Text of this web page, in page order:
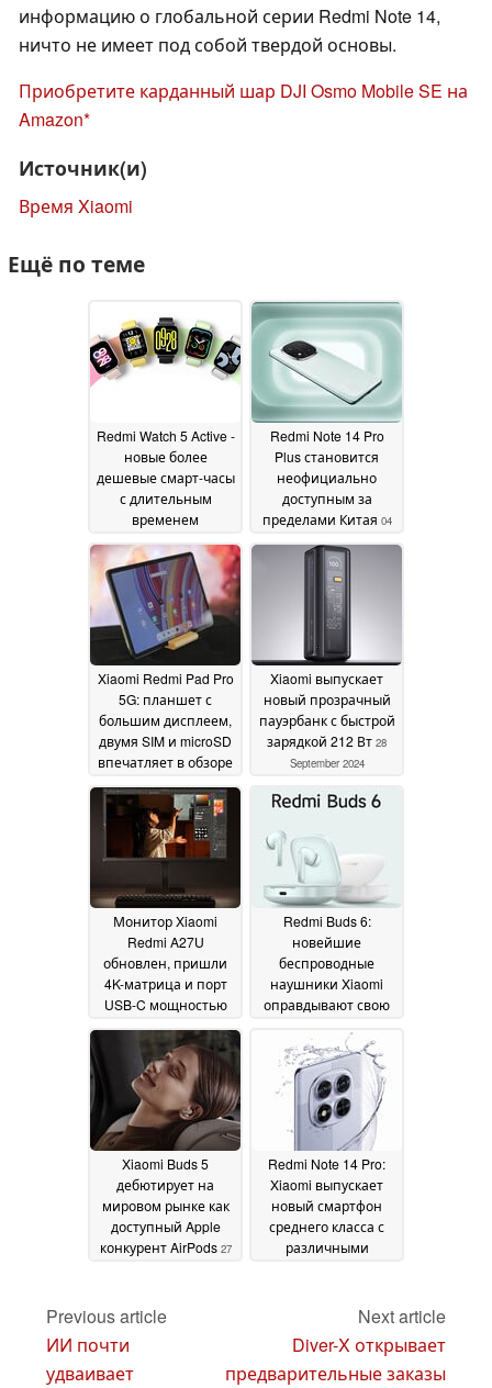
информацию о глобальной серии Redmi Note 14,
ничто не имеет под собой твердой основы.
Приобретите карданный шар DJI Osmo Mobile SE на
Amazon
Источник(и)
Время Xiaomi
Ещё по теме
Redmi Watch 5 Active -
новые более
дешевые смарт-часы
с длительным
временем
автономной работы
10 October 2024
Redmi Note 14 Pro
Plus становится
неофициально
доступным за
пределами Китая 04
October 2024
Xiaomi Redmi Pad Pro
5G: планшет с
большим дисплеем,
двумя SIM и microSD
впечатляет в обзоре
30 September 2024
Xiaomi выпускает
новый прозрачный
пауэрбанк с быстрой
зарядкой 212 Вт 28
September 2024
Монитор Xiaomi
Redmi A27U
обновлен, пришли
4K-матрица и порт
USB-C мощностью
90 Вт27 September 2024
Redmi Buds 6:
новейшие
беспроводные
наушники Xiaomi
оправдывают свою
благодаря
поддержке ANC и
HyperOS Connect27
September 2024
Xiaomi Buds 5
дебютирует на
мировом рынке как
доступный Apple
конкурент AirPods 27
Redmi Note 14 Pro:
Xiaomi выпускает
новый смартфон
среднего класса с
различными
старшей моделью
26 September 2024
Previous article
ИИ почти
удваивает
Next article
Diver-X открывает
предварительные заказы